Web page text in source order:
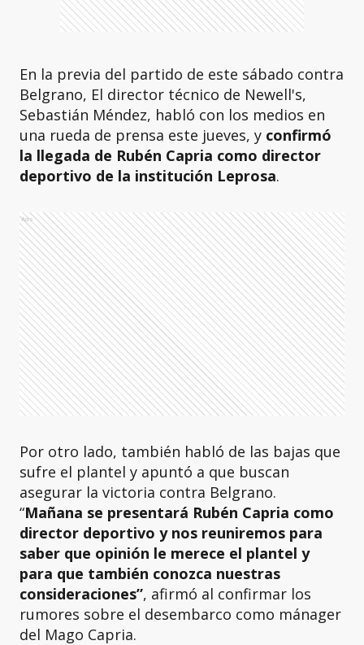
En la previa del partido de este sábado contra
Belgrano, El director técnico de Newell's,
Sebastián Méndez, habló con los medios en
una rueda de prensa este jueves, y confirmó
la llegada de Rubén Capria como director
deportivo de la institución Leprosa.
Ads
Por otro lado, también habló de las bajas que
sufre el plantel y apuntó a que buscan
asegurar la victoria contra Belgrano.
“Mañana se presentará Rubén Capria como
director deportivo y nos reuniremos para
saber que opinión le merece el plantel y
para que también conozca nuestras
consideraciones”, afirmó al confirmar los
rumores sobre el desembarco como mánager
del Mago Capria.